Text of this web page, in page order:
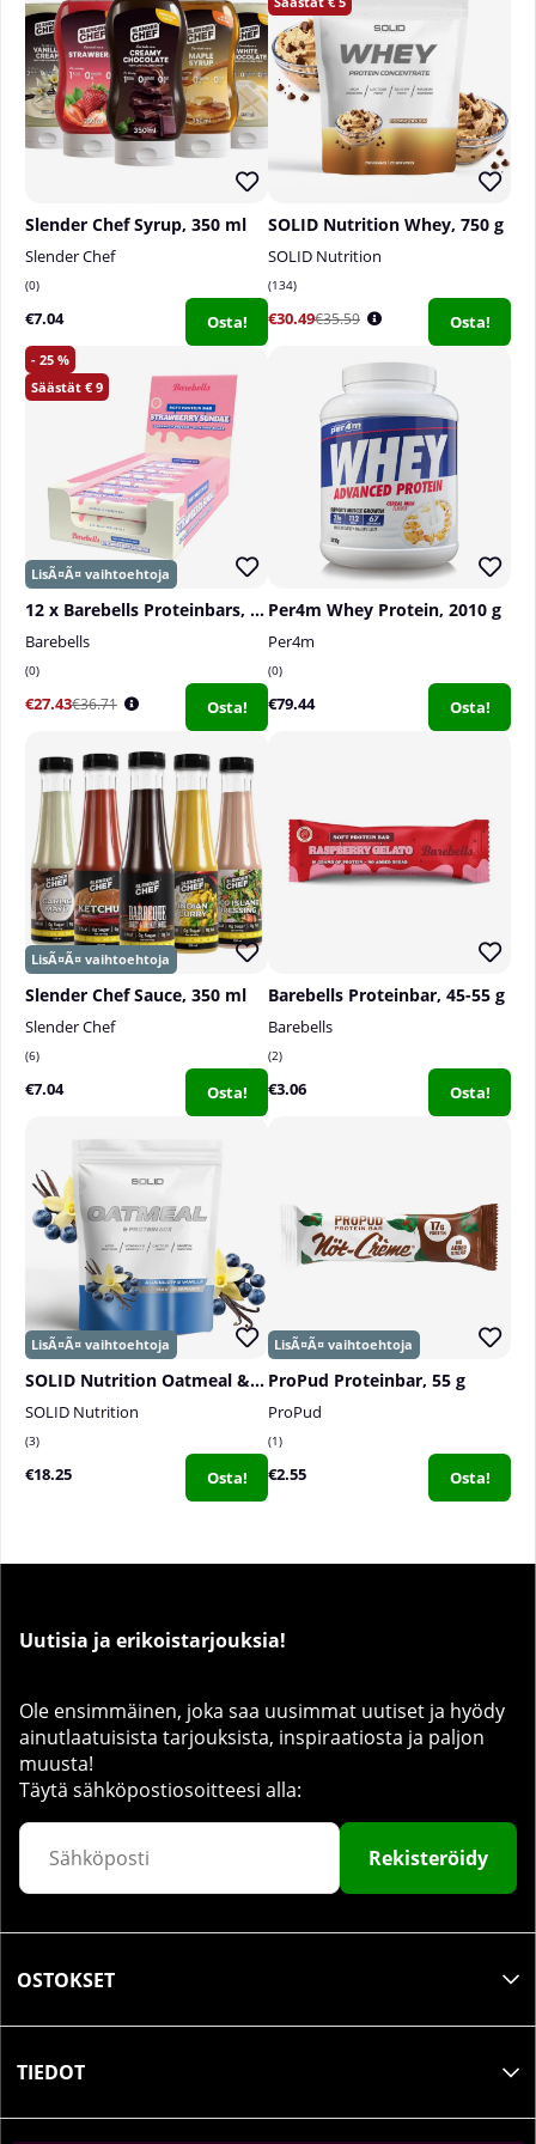
Slender Chef Syrup, 350 ml
Slender Chef
0
€7.04 Osta!
SOLID Nutrition Whey, 750 g
SOLID Nutrition
134
€30.49€35.59 Osta!
25
9
12 x Barebells Proteinbars, 55 g
Barebells
0
€27.43€36.71 Osta!
Per4m Whey Protein, 2010 g
Per4m
0
€79.44 Osta!
Slender Chef Sauce, 350 ml
Slender Chef
6
€7.04 Osta!
Barebells Proteinbar, 45-55 g
Barebells
2
€3.06 Osta!
SOLID Nutrition Oatmeal & Protein Mix, 750 g
SOLID Nutrition
3
€18.25 Osta!
ProPud Proteinbar, 55 g
ProPud
1
€2.55 Osta!
Uutisia ja erikoistarjouksia!
Ole ensimmäinen, joka saa uusimmat uutiset ja hyödy
ainutlaatuisista tarjouksista, inspiraatiosta ja paljon
muusta!
Täytä sähköpostiosoitteesi alla:
Rekisteröidy
OSTOKSET
TIEDOT